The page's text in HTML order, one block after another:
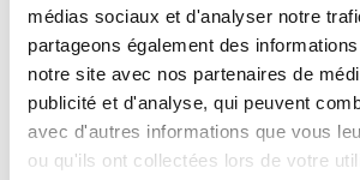
médias sociaux et d'analyser notre
partageons également des
notre site avec nos partenaires de
publicité et d'analyse, qui peuvent
avec d'autres informations que vous
ou qu'ils ont collectées lors de votre
kennen.
Op eng efficace Art a Weis iwwert
Mat dem Business-Knigge vertraut sin.
Prérequis
Recommandéiert : « Découvrir le marketing